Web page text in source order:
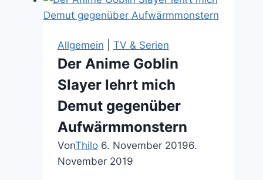
darf
ich
doch
Grayskull
besitzen,
oder?
Allgemein TV & Serien
Der Anime Goblin
Slayer lehrt mich
Demut gegenüber
Aufwärmmonstern
VonThilo 6. November 20196.
November 2019